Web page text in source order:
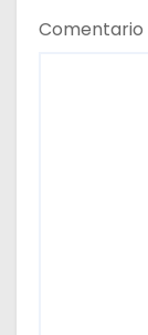
Comentario